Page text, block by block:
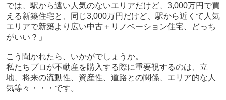
では、駅から遠い人気のないエリアだけど、3,000万円で買
える新築住宅と、同じ3,000万円だけど、駅から近くて人気
エリアで新築より広い中古＋リノベーション住宅、どっち
がいい？」
こう聞かれたら、いかがでしょうか。
私たちプロが不動産を購入する際に重要視するのは、立
地、将来の流動性、資産性、道路との関係、エリア的な人
気等々・・・です。